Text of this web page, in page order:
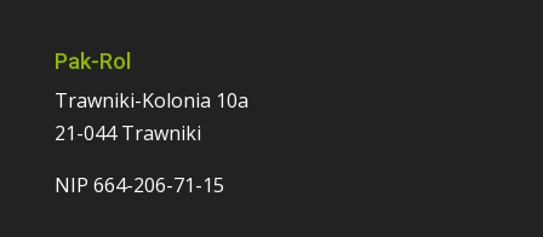
Pak-Rol
Trawniki-Kolonia 10a
21-044 Trawniki
NIP 664-206-71-15